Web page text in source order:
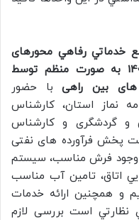
خدماتي رفاهي محورهای
های استان ، دراسفند ماه سال 1401 به صورت منظم توسط
های بین راهیبا حضور
نماز استان، کارشناس
و گردشگری و کارشناس
پخش فرآورده های نفتی
وجود فرش مناسب، سيستم
اتاق، تامين آب مناسب
و همچنين ارائه خدمات
نظارتي است بررسی لازم